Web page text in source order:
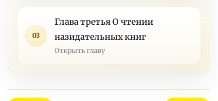
03
Глава третья О чтении
назидательных книг
Открыть главу